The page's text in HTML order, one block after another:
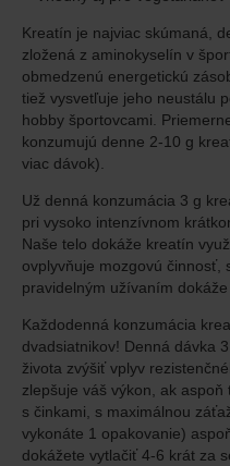
Kreatín je najviac skúmaná,
zložená z aminokyselín v
obmedzenú energetickú
tiež vysvetľuje jeho neustálu
hobby športovcami.
konzumujú denne 2-10 g
viac dávok).
Už denná konzumácia 3 g
pri vysoko intenzívnom
Naše telo dokáže kreatín
ovplyvňuje mozgovú činnosť,
pravidelným užívaním
Každodenná konzumácia
dvadsiatnikov! Denná dávka
života zvýšiť vplyv
zlepšuje váš výkon, ak
s činkami, s maximálnou
vykonáte 1 opakovanie)
dokážete vytlačiť 4-6 krát za